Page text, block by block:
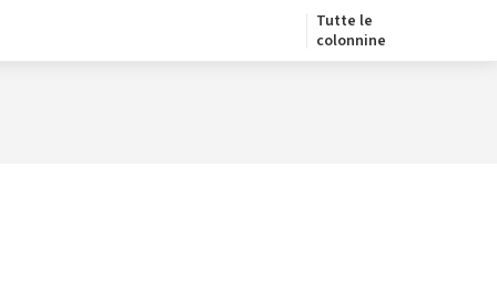
Tutte le
colonnine